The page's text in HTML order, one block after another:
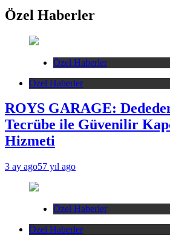
Özel Haberler
Özel Haberler
Özel Haberler
ROYS GARAGE:
Tecrübe ile Güvenilir
Hizmeti
3 ay ago57 yıl ago
Özel Haberler
Özel Haberler